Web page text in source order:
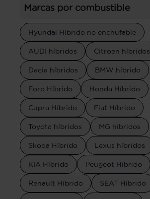
Marcas por combustible
Hyundai Híbrido no enchufable
AUDI híbridos Citroen híbridos
Dacia híbridos BMW híbrido
Ford Híbrido Honda Híbrido
Cupra Híbrido Fiat Híbrido
Toyota híbridos MG híbridos
Skoda Híbrido Lexus híbridos
KIA Híbrido Peugeot Híbrido
Renault Híbrido SEAT Híbrido